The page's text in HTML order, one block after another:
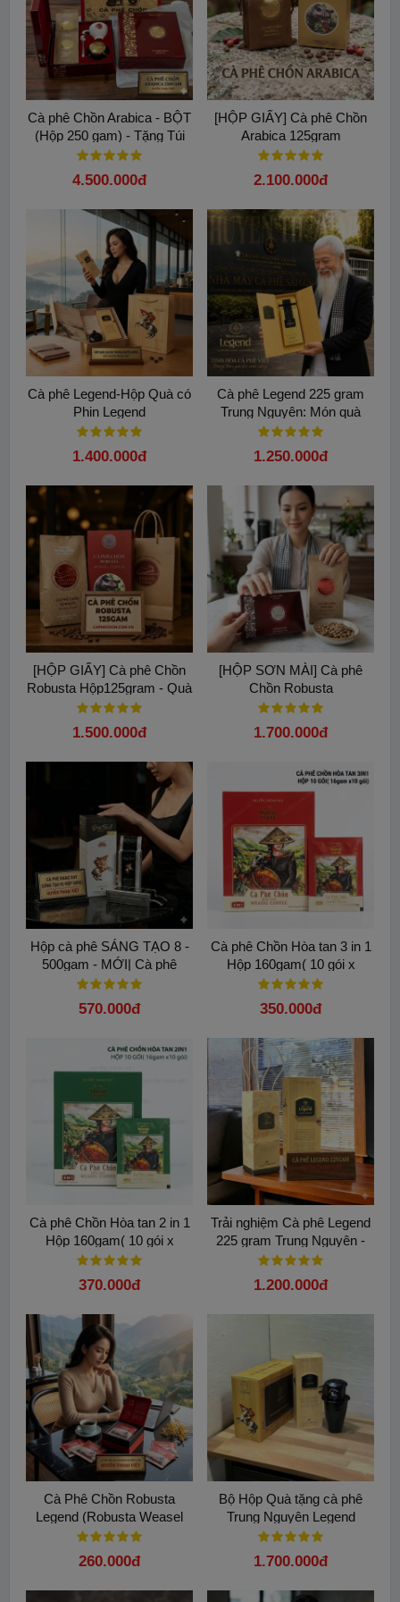
Từ khóa: Arabica Chồn
ca phe chon tui loc
ca phe tui loc ngon nhat
Cà phê chồn Arabica
Bán cà phê chồn
Cà phê Chồn Arabica - BỘT
(Hộp 250 gam) - Tặng Túi
4.500.000đ
[HỘP GIẤY] Cà phê Chồn
Arabica 125gram
2.100.000đ
Cà phê Legend-Hộp Quà có
Phin Legend
1.400.000đ
Cà phê Legend 225 gram
Trung Nguyên: Món quà
thượng hạng cho nguyên
thủ quốc gia
1.250.000đ
[HỘP GIẤY] Cà phê Chồn
Robusta Hộp125gram - Quà
biếu sang trọng từ Buôn Mê
Thuột
1.500.000đ
[HỘP SƠN MÀI] Cà phê
Chồn Robusta
Hộp125gram( Tặng Kèm
Túi)
1.700.000đ
Hộp cà phê SÁNG TẠO 8 -
500gam - MỚI| Cà phê
Sáng tạo 8 Trung Nguyên
Legend: Hương vị đậm và
êm
570.000đ
Cà phê Chồn Hòa tan 3 in 1
Hộp 160gam( 10 gói x
16gam)
350.000đ
Cà phê Chồn Hòa tan 2 in 1
Hộp 160gam( 10 gói x
16gam)
370.000đ
Trải nghiệm Cà phê Legend
225 gram Trung Nguyên -
Khơi nguồn sáng tạo bất tận
1.200.000đ
Cà Phê Chồn Robusta
Legend (Robusta Weasel
Coffee) 75g (Phin Giấy) 5
gói cao cấp
260.000đ
Bộ Hộp Quà tặng cà phê
Trung Nguyên Legend
1.700.000đ